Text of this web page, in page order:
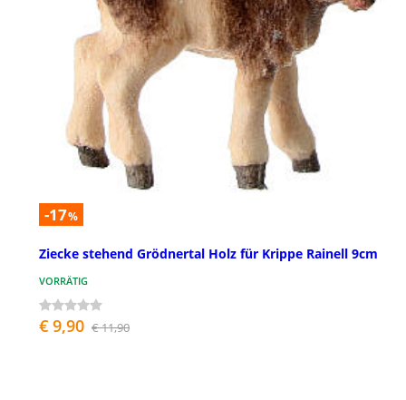
-17%
Ziecke stehend Grödnertal Holz für Krippe Rainell 9cm
VORRÄTIG
€ 9,90 € 11,90